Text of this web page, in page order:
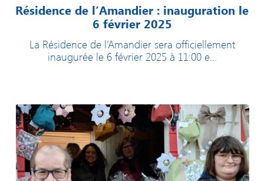
Résidence de l’Amandier : inauguration le
6 février 2025
La Résidence de l’Amandier sera officiellement
inaugurée le 6 février 2025 à 11:00 e...